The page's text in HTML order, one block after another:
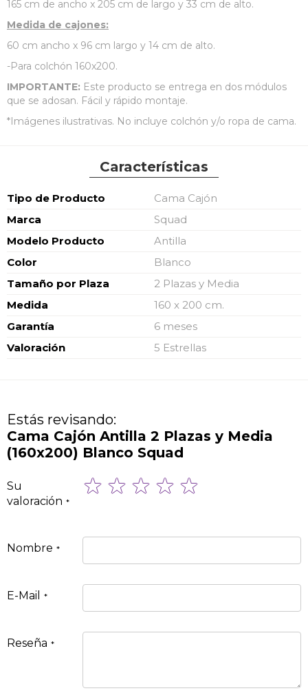
165 cm de ancho x 205 cm de largo y 33 cm de alto.
Medida de cajones:
60 cm ancho x 96 cm largo y 14 cm de alto.
-Para colchón 160x200.
IMPORTANTE: Este producto se entrega en dos módulos
que se adosan. Fácil y rápido montaje.
*Imágenes ilustrativas. No incluye colchón y/o ropa de cama.
Características
Características
Tipo de Producto
Cama Cajón
Marca
Squad
Modelo Producto
Antilla
Color
Blanco
Tamaño por Plaza
2 Plazas y Media
Medida
160 x 200 cm.
Garantía
6 meses
Valoración
5 Estrellas
Estás revisando:
Cama Cajón Antilla 2 Plazas y Media
(160x200) Blanco Squad
Su
valoración
1
star
2
stars
3
stars
4
stars
5
stars
Nombre
E-Mail
Reseña